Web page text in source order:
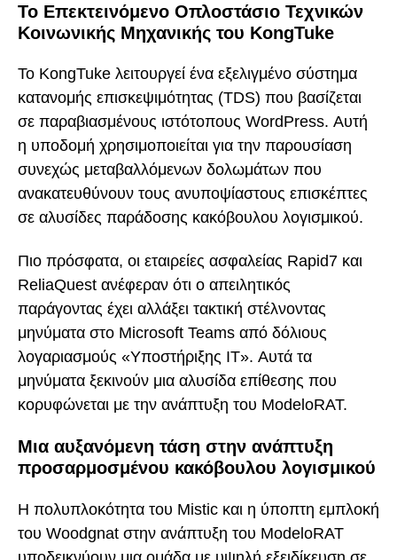
Το Επεκτεινόμενο Οπλοστάσιο Τεχνικών
Κοινωνικής Μηχανικής του KongTuke
Το KongTuke λειτουργεί ένα εξελιγμένο σύστημα
κατανομής επισκεψιμότητας (TDS) που βασίζεται
σε παραβιασμένους ιστότοπους WordPress. Αυτή
η υποδομή χρησιμοποιείται για την παρουσίαση
συνεχώς μεταβαλλόμενων δολωμάτων που
ανακατευθύνουν τους ανυποψίαστους επισκέπτες
σε αλυσίδες παράδοσης κακόβουλου λογισμικού.
Πιο πρόσφατα, οι εταιρείες ασφαλείας Rapid7 και
ReliaQuest ανέφεραν ότι ο απειλητικός
παράγοντας έχει αλλάξει τακτική στέλνοντας
μηνύματα στο Microsoft Teams από δόλιους
λογαριασμούς «Υποστήριξης IT». Αυτά τα
μηνύματα ξεκινούν μια αλυσίδα επίθεσης που
κορυφώνεται με την ανάπτυξη του ModeloRAT.
Μια αυξανόμενη τάση στην ανάπτυξη
προσαρμοσμένου κακόβουλου λογισμικού
Η πολυπλοκότητα του Mistic και η ύποπτη εμπλοκή
του Woodgnat στην ανάπτυξη του ModeloRAT